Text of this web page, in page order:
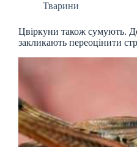
Тварини
Цвіркуни також сумують.
закликають переоцінити